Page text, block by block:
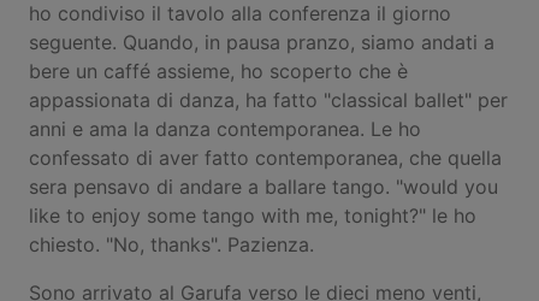
ho condiviso il tavolo alla conferenza il giorno
seguente. Quando, in pausa pranzo, siamo andati a
bere un caffé assieme, ho scoperto che è
appassionata di danza, ha fatto "classical ballet" per
anni e ama la danza contemporanea. Le ho
confessato di aver fatto contemporanea, che quella
sera pensavo di andare a ballare tango. "would you
like to enjoy some tango with me, tonight?" le ho
chiesto. "No, thanks". Pazienza.
Sono arrivato al Garufa verso le dieci meno venti,